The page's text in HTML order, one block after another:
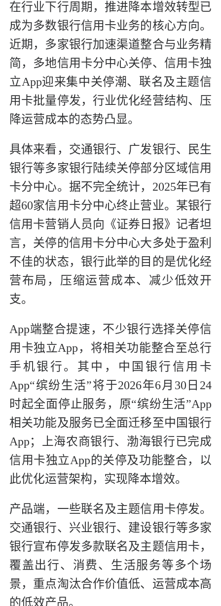
在行业下行周期，推进降本增效转型已
成为多数银行信用卡业务的核心方向。
近期，多家银行加速渠道整合与业务精
简，多地信用卡分中心关停、信用卡独
立App迎来集中关停潮、联名及主题信
用卡批量停发，行业优化经营结构、压
降运营成本的态势凸显。
具体来看，交通银行、广发银行、民生
银行等多家银行陆续关停部分区域信用
卡分中心。据不完全统计，2025年已有
超60家信用卡分中心终止营业。某银行
信用卡营销人员向《证券日报》记者坦
言，关停的信用卡分中心大多处于盈利
不佳的状态，银行此举的目的是优化经
营布局，压缩运营成本、减少低效开
支。
App端整合提速，不少银行选择关停信
用卡独立App，将相关功能整合至总行
手机银行。其中，中国银行信用卡
App“缤纷生活”将于2026年6月30日24
时起全面停止服务，原“缤纷生活”App
相关功能及服务已全面迁移至中国银行
App；上海农商银行、渤海银行已完成
信用卡独立App的关停及功能整合，以
此优化运营架构，实现降本增效。
产品端，一些联名及主题信用卡停发。
交通银行、兴业银行、建设银行等多家
银行宣布停发多款联名及主题信用卡，
覆盖出行、消费、生活服务等多个场
景，重点淘汰合作价值低、运营成本高
的低效产品。